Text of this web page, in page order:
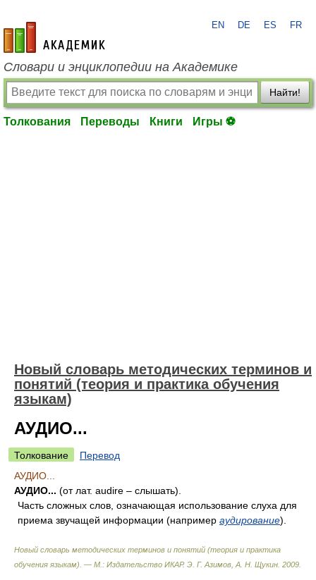
academic.ru
EN DE ES FR
Словари и энциклопедии на Академике
Найти!
Толкования Переводы Книги Игры ⚽
Новый словарь методических терминов и
понятий (теория и практика обучения
языкам)
АУДИО...
Толкование
Перевод
АУДИО...
АУДИО... (от лат. audire – слышать).
Часть сложных слов, означающая использование слуха для
приема звучащей информации (например аудирование).
Новый словарь методических терминов и понятий (теория и практика
обучения языкам). — М.: Издательство ИКАР. Э. Г. Азимов, А. Н. Щукин 2009